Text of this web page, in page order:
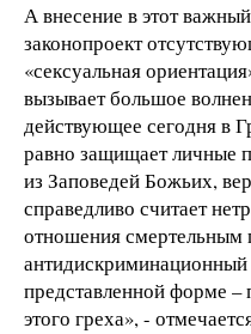
А внесение в этот
законопроект
«сексуальная
вызывает большое
действующее сегодня в
равно защищает личные
из Заповедей Божьих,
справедливо считает
отношения смертельным
антидискриминационный
представленной форме –
этого греха», -